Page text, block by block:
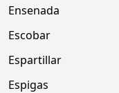
Ensenada
Escobar
Espartillar
Espigas